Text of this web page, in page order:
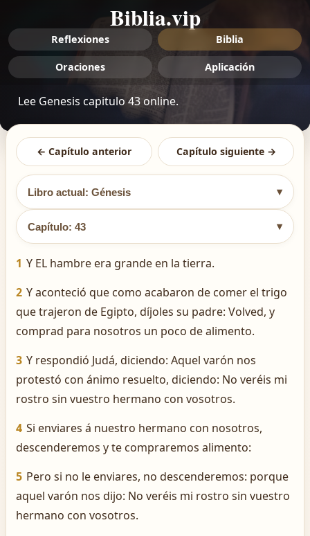
Biblia.vip
Reflexiones Biblia
Oraciones Aplicación
Lee Genesis capitulo 43 online.
← Capítulo anterior Capítulo siguiente →
Libro actual: Génesis ▾
Capítulo: 43 ▾
1 Y EL hambre era grande en la tierra.
2 Y aconteció que como acabaron de comer el trigo
que trajeron de Egipto, díjoles su padre: Volved, y
comprad para nosotros un poco de alimento.
3 Y respondió Judá, diciendo: Aquel varón nos
protestó con ánimo resuelto, diciendo: No veréis mi
rostro sin vuestro hermano con vosotros.
4 Si enviares á nuestro hermano con nosotros,
descenderemos y te compraremos alimento:
5 Pero si no le enviares, no descenderemos: porque
aquel varón nos dijo: No veréis mi rostro sin vuestro
hermano con vosotros.